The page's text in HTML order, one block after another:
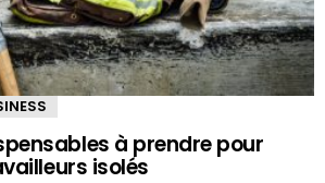
à prendre pour
isolés